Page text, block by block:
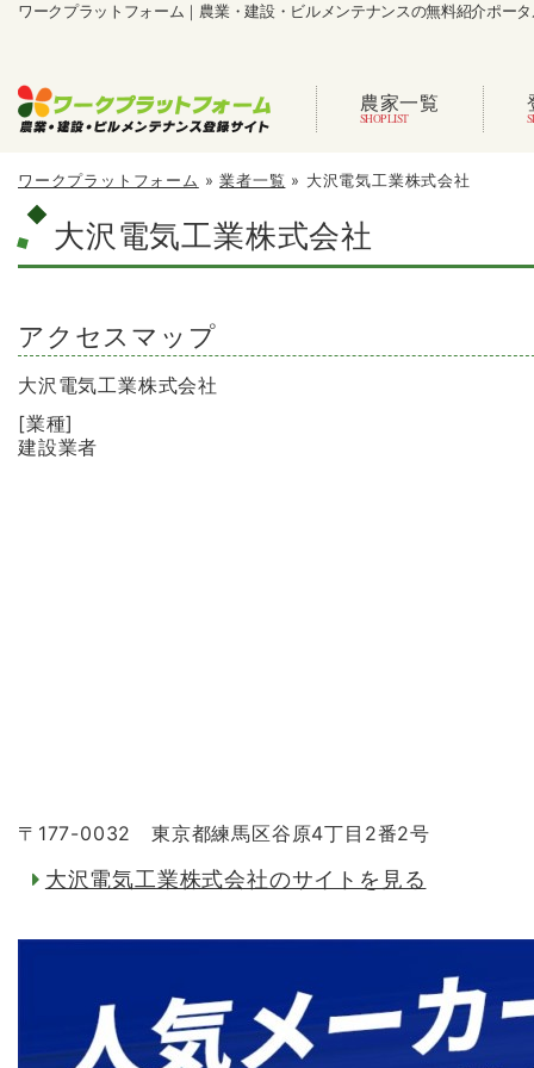
ワークプラットフォーム｜農業・建設・ビルメンテナンスの無料紹介ポー
農家一覧
ワークプラットフォーム »業者一覧 » 大沢電気工業株式会社
大沢電気工業株式会社
アクセスマップ
大沢電気工業株式会社
[業種]
建設業者
〒177-0032 東京都練馬区谷原4丁目2番2号
大沢電気工業株式会社のサイトを見る